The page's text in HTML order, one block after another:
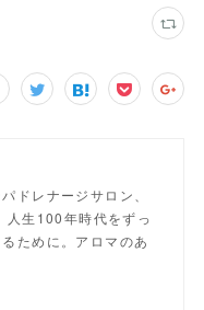
ドレナージサロン、
人生100年時代をずっ
ために。アロマのあ